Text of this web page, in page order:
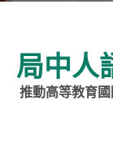
局中人
推動高等教育